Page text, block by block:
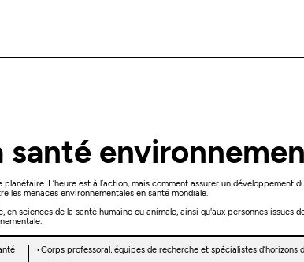
L’heure est à l’action, mais comment assurer un
les menaces environnementales en santé mondiale.
en sciences de la santé humaine ou animale, ainsi qu'aux personnes
Corps professoral, équipes de recherche et spécialistes